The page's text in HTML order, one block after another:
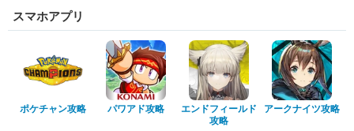
スマホアプリ
ポケチャン攻略 パワアド攻略
エンドフィールド
攻略
アークナイツ攻略